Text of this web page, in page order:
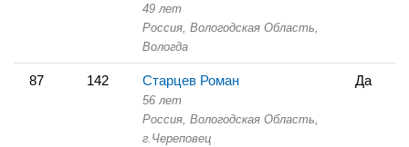
49 лет
Россия, Вологодская Область,
Вологда
87 142 Старцев Роман
56 лет
Россия, Вологодская Область,
г.Череповец
Да